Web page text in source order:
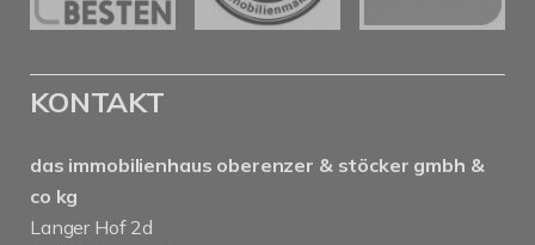
KONTAKT
das immobilienhaus oberenzer & stöcker gmbh &
co kg
Langer Hof 2d